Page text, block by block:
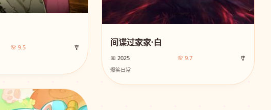
🌸 9.5 🎐 间谍过家家·白
📅 2025 🌸 9.7 🎐
爆笑日常